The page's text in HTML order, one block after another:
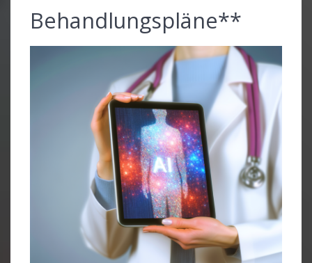
Behandlungspläne**